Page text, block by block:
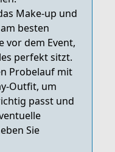
Make-up und
besten
vor dem Event,
perfekt sitzt.
Probelauf mit
Outfit, um
passt und
Sie